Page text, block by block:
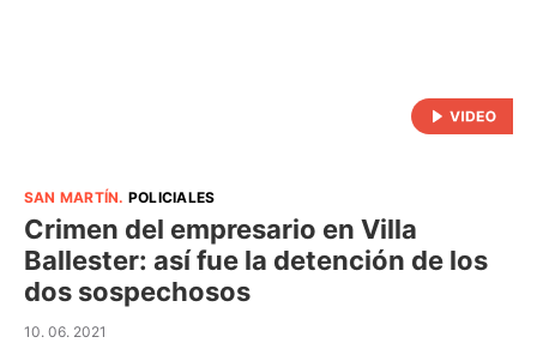
SAN MARTÍN. POLICIALES
Crimen del empresario en Villa
Ballester: así fue la detención de los
dos sospechosos
10. 06. 2021